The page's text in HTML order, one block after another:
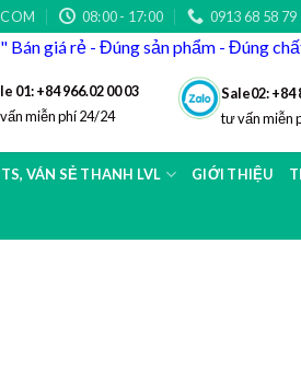
08:00 - 17:00 0913 68 58 79
Bán giá rẻ - Đúng sản phẩm - Đúng
01: +84966.02 00 03
miễn phí 24/24
Sale02: +84
tư vấn miễn
VÁN SẺ THANH LVL GIỚI THIỆU